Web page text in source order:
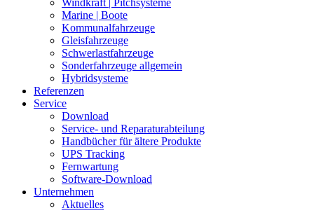
Windkraft | Pitchsysteme
Marine | Boote
Kommunalfahrzeuge
Gleisfahrzeuge
Schwerlastfahrzeuge
Sonderfahrzeuge allgemein
Hybridsysteme
Referenzen
Service
Download
Service- und Reparaturabteilung
Handbücher für ältere Produkte
UPS Tracking
Fernwartung
Software-Download
Unternehmen
Aktuelles